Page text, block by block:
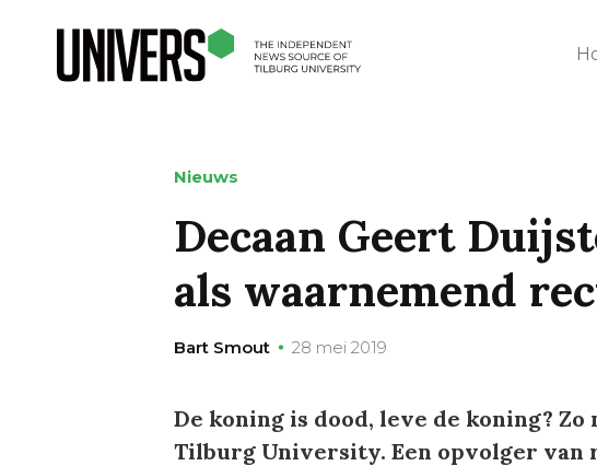
Nieuws
Decaan Geert
als waarnemend
Bart Smout 28 mei 2019
De koning is dood, leve de koning?
Tilburg University. Een opvolger van